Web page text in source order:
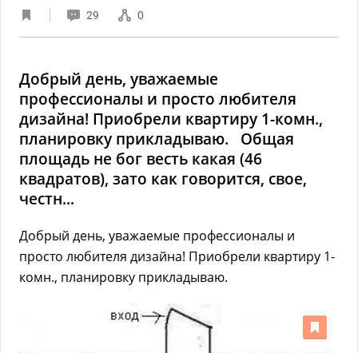
29 0
Добрый день, уважаемые
профессионалы и просто любителя
дизайна! Приобрели квартиру 1-комн.,
планировку прикладываю. Общая
площадь не бог весть какая (46
квадратов), зато как говорится, свое,
честн...
Добрый день, уважаемые профессионалы и
просто любителя дизайна! Приобрели квартиру 1-
комн., планировку прикладываю.